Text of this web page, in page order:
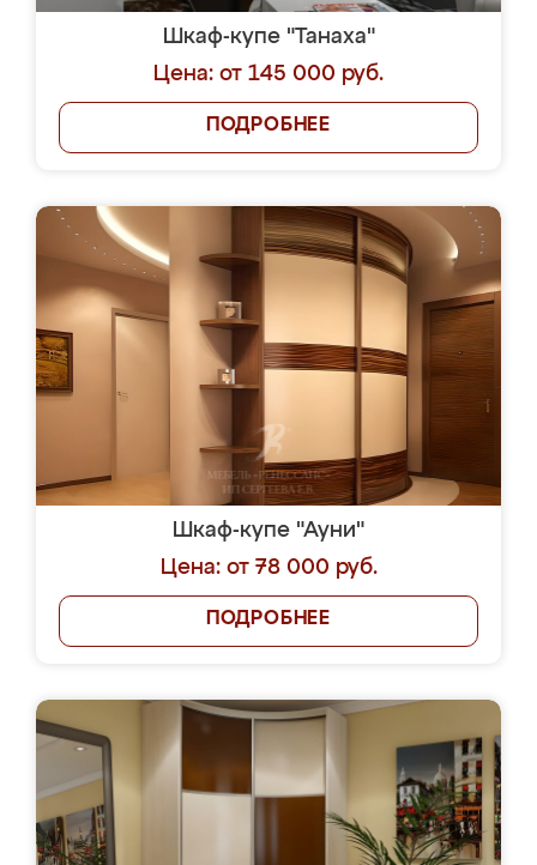
Шкаф-купе "Танаха"
Цена: от 145 000 руб.
ПОДРОБНЕЕ
Шкаф-купе "Ауни"
Цена: от 78 000 руб.
ПОДРОБНЕЕ